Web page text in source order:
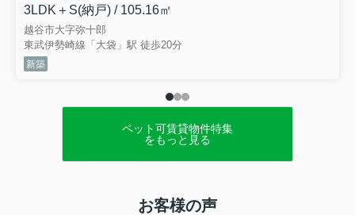
3LDK＋S(納戸) / 105.16㎡
越谷市大字弥十郎
東武伊勢崎線「大袋」駅 徒歩20分
新築
ペット可賃貸物件特集
をもっと見る
お客様の声